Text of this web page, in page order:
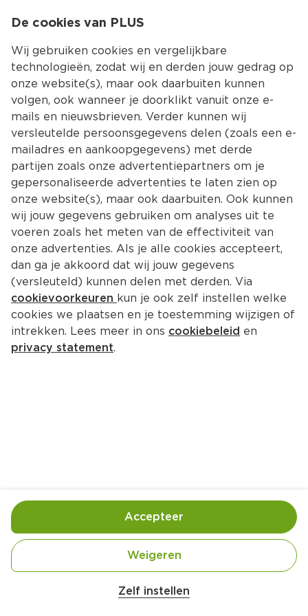
Kies jouw
Ingrediënten Bereiding
De cookies van PLUS
Wij gebruiken cookies en vergelijkbare
technologieën, zodat wij en derden jouw gedrag op
onze website(s), maar ook daarbuiten kunnen
volgen, ook wanneer je doorklikt vanuit onze e-
mails en nieuwsbrieven. Verder kunnen wij
versleutelde persoonsgegevens delen (zoals een e-
mailadres en aankoopgegevens) met derde
partijen zoals onze advertentiepartners om je
gepersonaliseerde advertenties te laten zien op
onze website(s), maar ook daarbuiten. Ook kunnen
wij jouw gegevens gebruiken om analyses uit te
voeren zoals het meten van de effectiviteit van
onze advertenties. Als je alle cookies accepteert,
dan ga je akkoord dat wij jouw gegevens
(versleuteld) kunnen delen met derden. Via
cookievoorkeuren kun je ook zelf instellen welke
cookies we plaatsen en je toestemming wijzigen of
intrekken. Lees meer in ons cookiebeleid en
privacy statement.
Zelf instellen
Weigeren
Accepteer